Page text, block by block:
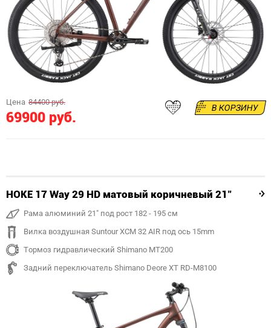
Цена 84400 руб.
69900 руб.
В КОРЗИНУ
HOKE 17 Way 29 HD матовый коричневый 21"
Рама алюминий 21" под рост 182 - 195 см
Вилка воздушная Suntour XCM 32 AIR под ось 15mm
Тормоз гидравлический Shimano MT200
Задний переключатель Shimano Deore XT RD-M8100